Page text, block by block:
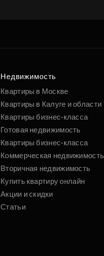
Недвижимость
Квартиры в Москве
Квартиры в Калуге и области
Квартиры бизнес-класса
Готовая недвижимость
Квартиры бизнес-класса
Коммерческая недвижимость
Вторичная недвижимость
Купить квартиру онлайн
Акции и скидки
Статьи